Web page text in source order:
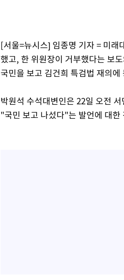
[서울=뉴시스] 임종명 기자 = 미래
했고, 한 위원장이 거부했다는 보
국민을 보고 김건희 특검법 재의
박원석 수석대변인은 22일 오전
"국민 보고 나섰다"는 발언에 대